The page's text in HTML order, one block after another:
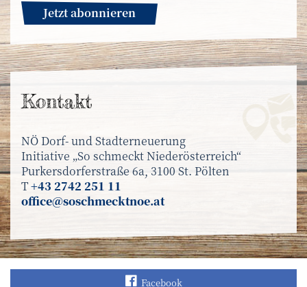
Jetzt abonnieren
Kontakt
NÖ Dorf- und Stadterneuerung
Initiative „So schmeckt Niederösterreich“
Purkersdorferstraße 6a, 3100 St. Pölten
T+43 2742 251 11
office@soschmecktnoe.at
Finden Sie „So
Facebook